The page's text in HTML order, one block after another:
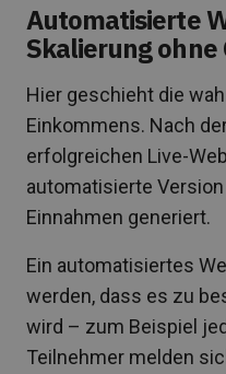
Automatisierte
Skalierung ohne
Hier geschieht die
Einkommens. Nach
erfolgreichen Live-
automatisierte
Einnahmen generiert.
Ein automatisiertes
werden, dass es zu
wird – zum Beispiel
Teilnehmer melden